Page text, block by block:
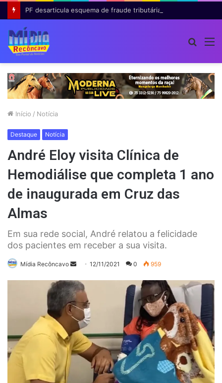
Início / Notícia
Destaque Notícia
André Eloy visita Clínica de
Hemodiálise que completa 1 ano
de inaugurada em Cruz das
Almas
Em sua rede social, André relatou a felicidade
dos pacientes em receber a sua visita.
Mídia Recôncavo
Mande
e-
mail
12/11/2021 0 959